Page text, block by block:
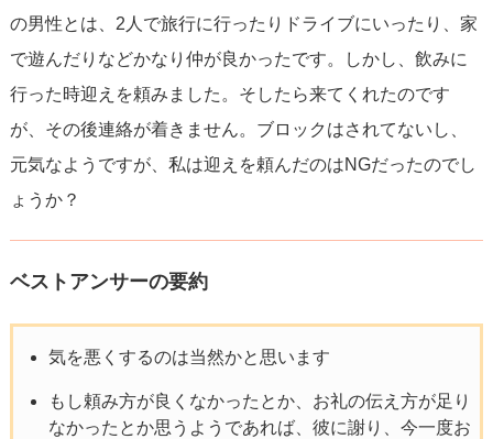
の男性とは、2人で旅行に行ったりドライブにいったり、家
で遊んだりなどかなり仲が良かったです。しかし、飲みに
行った時迎えを頼みました。そしたら来てくれたのです
が、その後連絡が着きません。ブロックはされてないし、
元気なようですが、私は迎えを頼んだのはNGだったのでし
ょうか？
ベストアンサーの要約
気を悪くするのは当然かと思います
もし頼み方が良くなかったとか、お礼の伝え方が足り
なかったとか思うようであれば、彼に謝り、今一度お